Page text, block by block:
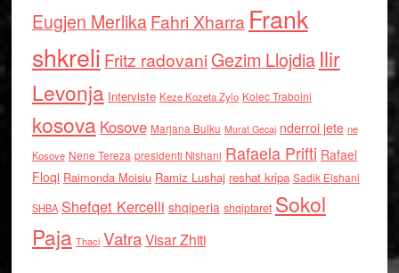
Eugjen MerlikaFahri Xharra Frank
shkreli Fritz radovaniGezim Llojdia Ilir
Levonja Interviste Keze Kozeta Zylo Kolec Traboini
kosova Kosove Marjana Bulku Murat Gecaj nderroi jete ne
Kosove Nene Tereza presidenti Nishani Rafaela Prifti Rafael
Floqi Raimonda Moisiu Ramiz Lushaj reshat kripa Sadik Elshani
SHBA Shefqet Kercelli shqiperia shqiptaret Sokol
Paja Thaci VatraVisar Zhiti